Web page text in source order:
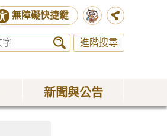
無障礙快捷鍵
進階搜尋
新聞與公告